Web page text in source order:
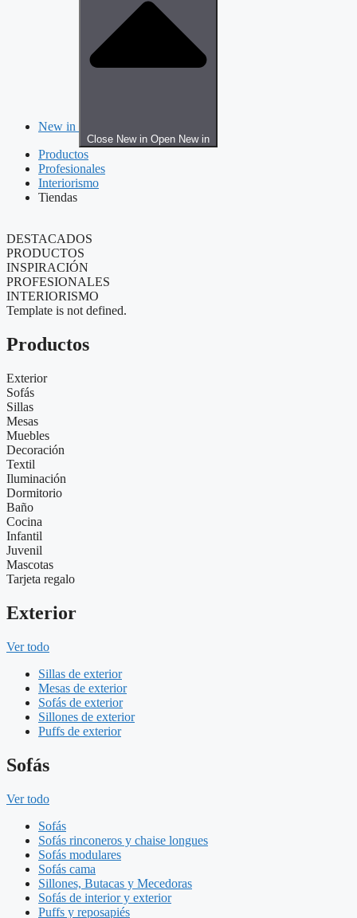
New in
Close New in Open New in
Productos
Profesionales
Interiorismo
Tiendas
DESTACADOS
PRODUCTOS
INSPIRACIÓN
PROFESIONALES
INTERIORISMO
Template is not defined.
Productos
Exterior
Sofás
Sillas
Mesas
Muebles
Decoración
Textil
Iluminación
Dormitorio
Baño
Cocina
Infantil
Juvenil
Mascotas
Tarjeta regalo
Exterior
Ver todo
Sillas de exterior
Mesas de exterior
Sofás de exterior
Sillones de exterior
Puffs de exterior
Sofás
Ver todo
Sofás
Sofás rinconeros y chaise longues
Sofás modulares
Sofás cama
Sillones, Butacas y Mecedoras
Sofás de interior y exterior
Puffs y reposapiés